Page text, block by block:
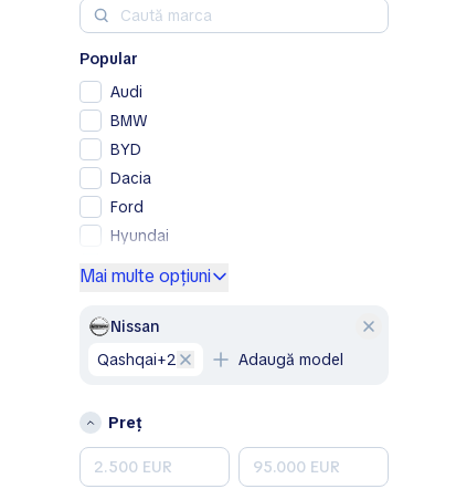
Popular
Audi
BMW
BYD
Dacia
Ford
Hyundai
Mercedes-Benz
Peugeot
Renault
Volvo
A
Mai multe opțiuni
Nissan
Qashqai+2
Adaugă model
Preț